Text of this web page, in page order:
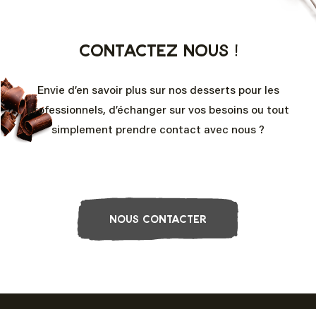
Contactez nous !
Envie d’en savoir plus sur nos desserts pour les
professionnels, d’échanger sur vos besoins ou tout
simplement prendre contact avec nous ?
NOUS CONTACTER